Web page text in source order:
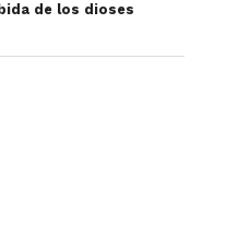
de los dioses